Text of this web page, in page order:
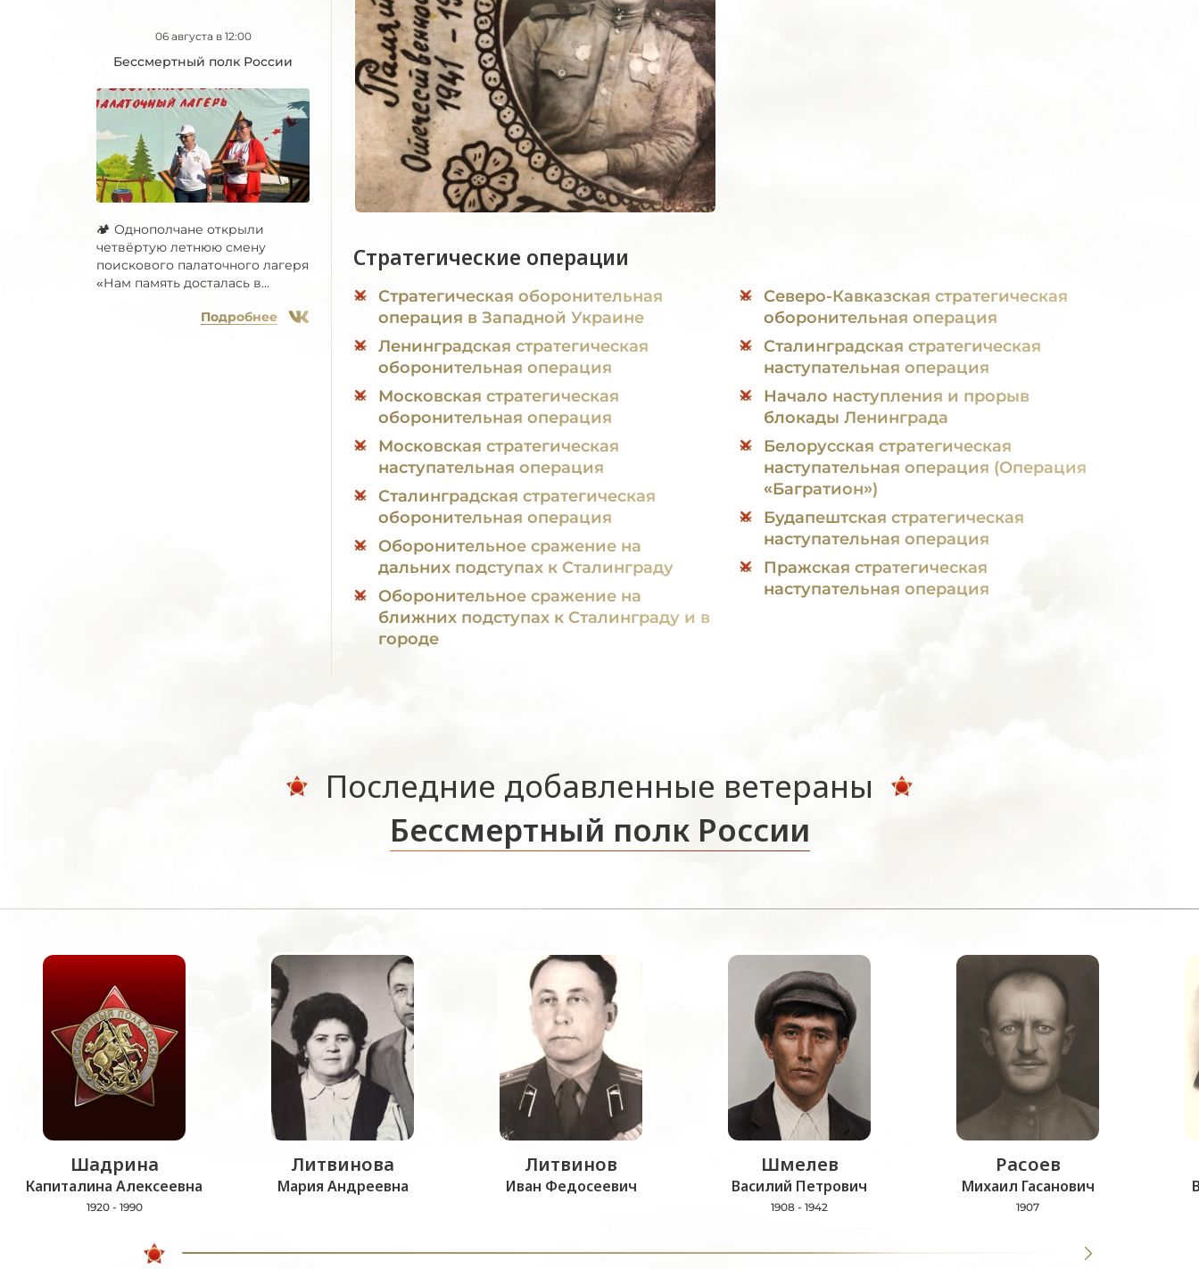
06 августа в 12:00
Бессмертный полк России
🏕 Однополчане открыли
четвёртую летнюю смену
поискового палаточного лагеря
«Нам память досталась в...
Подробнее
Стратегические операции
Стратегическая оборонительная
операция в Западной Украине
Ленинградская стратегическая
оборонительная операция
Московская стратегическая
оборонительная операция
Московская стратегическая
наступательная операция
Сталинградская стратегическая
оборонительная операция
Оборонительное сражение на
дальних подступах к Сталинграду
Оборонительное сражение на
ближних подступах к Сталинграду и в
городе
Северо-Кавказская стратегическая
оборонительная операция
Сталинградская стратегическая
наступательная операция
Начало наступления и прорыв
блокады Ленинграда
Белорусская стратегическая
наступательная операция (Операция
«Багратион»)
Будапештская стратегическая
наступательная операция
Пражская стратегическая
наступательная операция
Последние добавленные ветераны
Бессмертный полк России
Шадрина
Капиталина Алексеевна
1920 - 1990
Литвинова
Мария Андреевна
Литвинов
Иван Федосеевич
Шмелев
Василий Петрович
1908 - 1942
Расоев
Михаил Гасанович
1907